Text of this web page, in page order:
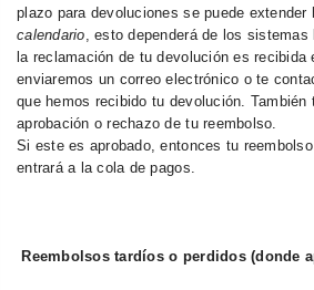
plazo para devoluciones se puede extender
calendario , esto dependerá de los
la reclamación de tu devolución es recibida
enviaremos un correo electrónico o te
que hemos recibido tu devolución.
aprobación o rechazo de tu reembolso.
Si este es aprobado, entonces tu
entrará a la cola de pagos.
Reembolsos tardíos o perdidos (donde